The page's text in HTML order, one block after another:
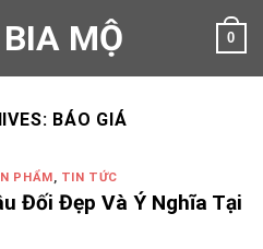
MỘ 0
BÁO GIÁ
PHẨM, TIN TỨC
Đối Đẹp Và Ý Nghĩa Tại